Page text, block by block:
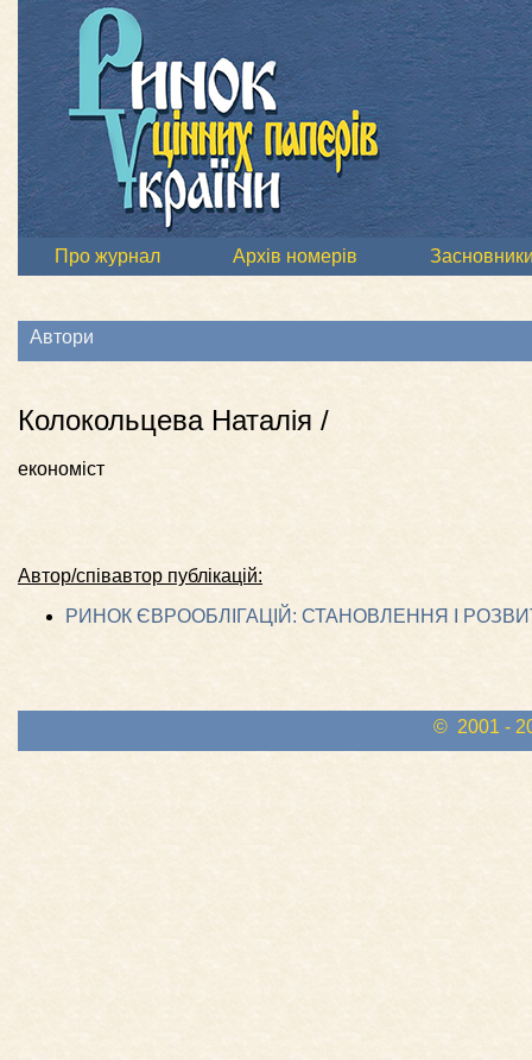
Про журнал Архів номерів
Автори
Колокольцева Наталія /
економіст
Автор/співавтор публікацій:
РИНОК ЄВРООБЛІГАЦІЙ: СТАНОВЛЕННЯ І
© 2001 -